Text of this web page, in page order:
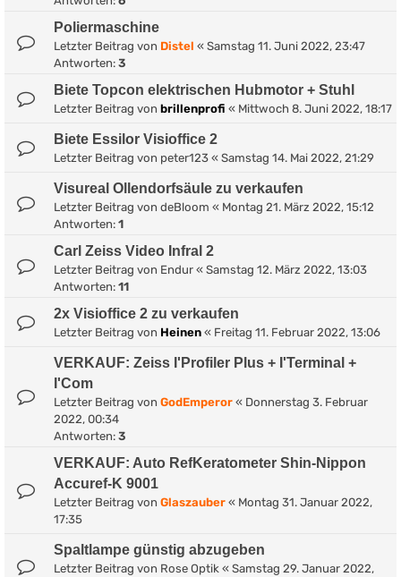
Poliermaschine
Letzter Beitrag von Distel « Samstag 11. Juni 2022, 23:47
Antworten: 3
Biete Topcon elektrischen Hubmotor + Stuhl
Letzter Beitrag von brillenprofi « Mittwoch 8. Juni 2022, 18:17
Biete Essilor Visioffice 2
Letzter Beitrag von peter123 « Samstag 14. Mai 2022, 21:29
Visureal Ollendorfsäule zu verkaufen
Letzter Beitrag von deBloom « Montag 21. März 2022, 15:12
Antworten: 1
Carl Zeiss Video Infral 2
Letzter Beitrag von Endur « Samstag 12. März 2022, 13:03
Antworten: 11
2x Visioffice 2 zu verkaufen
Letzter Beitrag von Heinen « Freitag 11. Februar 2022, 13:06
VERKAUF: Zeiss I'Profiler Plus + I'Terminal +
I'Com
Letzter Beitrag von GodEmperor « Donnerstag 3. Februar
2022, 00:34
Antworten: 3
VERKAUF: Auto RefKeratometer Shin-Nippon
Accuref-K 9001
Letzter Beitrag von Glaszauber « Montag 31. Januar 2022,
17:35
Spaltlampe günstig abzugeben
Letzter Beitrag von Rose Optik « Samstag 29. Januar 2022,